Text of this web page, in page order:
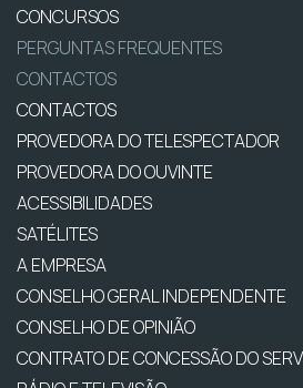
CONCURSOS
PERGUNTAS FREQUENTES
CONTACTOS
CONTACTOS
PROVEDORA DO TELESPECTADOR
PROVEDORA DO OUVINTE
ACESSIBILIDADES
SATÉLITES
A EMPRESA
CONSELHO GERAL INDEPENDENTE
CONSELHO DE OPINIÃO
CONTRATO DE CONCESSÃO DO